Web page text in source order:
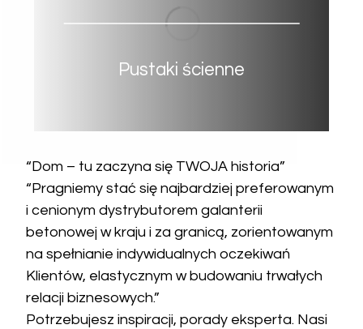
Pustaki ścienne
“Dom – tu zaczyna się TWOJA historia”
“Pragniemy stać się najbardziej preferowanym
i cenionym dystrybutorem galanterii
betonowej w kraju i za granicą, zorientowanym
na spełnianie indywidualnych oczekiwań
Klientów, elastycznym w budowaniu trwałych
relacji biznesowych.”
Potrzebujesz inspiracji, porady eksperta. Nasi